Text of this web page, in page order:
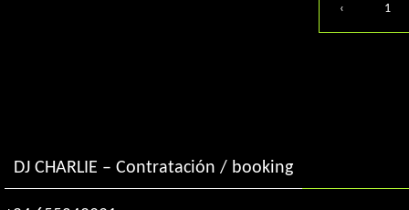
‹ 1
DJ CHARLIE – Contratación / booking